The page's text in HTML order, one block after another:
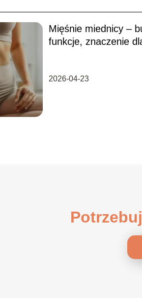
Mięśnie miednicy –
funkcje, znaczenie
2026-04-23